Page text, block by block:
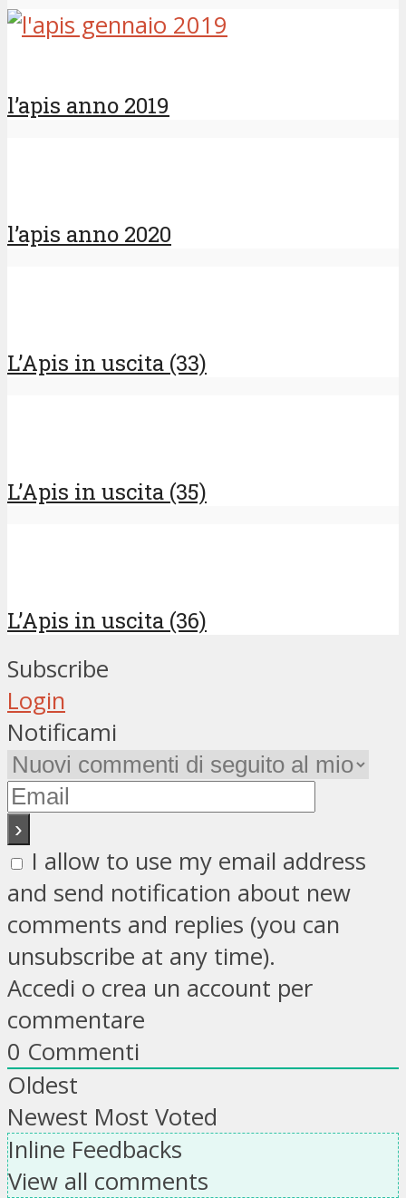
l’apis anno 2019
l’apis anno 2020
L’Apis in uscita (33)
L’Apis in uscita (35)
L’Apis in uscita (36)
Subscribe
Login
Notificami
I allow to use my email address
and send notification about new
comments and replies (you can
unsubscribe at any time).
Accedi o crea un account per
commentare
0 Commenti
Oldest
Newest Most Voted
Inline Feedbacks
View all comments